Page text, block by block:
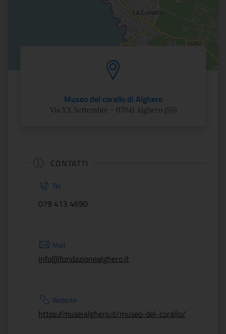
Museo del corallo di Alghero
Via XX Settembre - 07041 Alghero (SS)
CONTATTI
Tel
079 413 4690
Mail
info@fondazionealghero.it
Website
https://museialghero.it/museo-del-corallo/